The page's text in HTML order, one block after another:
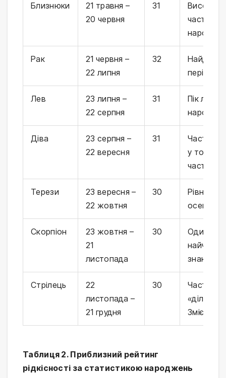
Близнюки
21 травня –
20 червня
31
Висока
частота
Рак
21 червня –
22 липня
32
період
Лев
23 липня –
22 серпня
31
Пік літніх
Діва
23 серпня –
22 вересня
31
Часто
у топ за
Терези
23 вересня –
22 жовтня
30
Рівновага
осені
Скорпіон
23 жовтня –
21
листопада
30
Один із
знаків
Стрілець
22
листопада –
21 грудня
30
Частину
«ділить»
Таблиця 2. Приблизний рейтинг
рідкісності за статистикою народжень